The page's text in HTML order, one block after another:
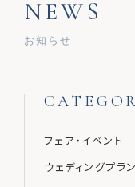
NEWS
お知らせ
フェア・イベント
ウェディングプラン